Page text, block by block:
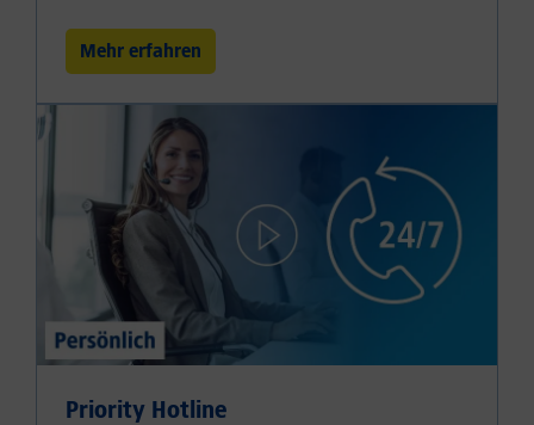
Mehr erfahren
Priority Hotline